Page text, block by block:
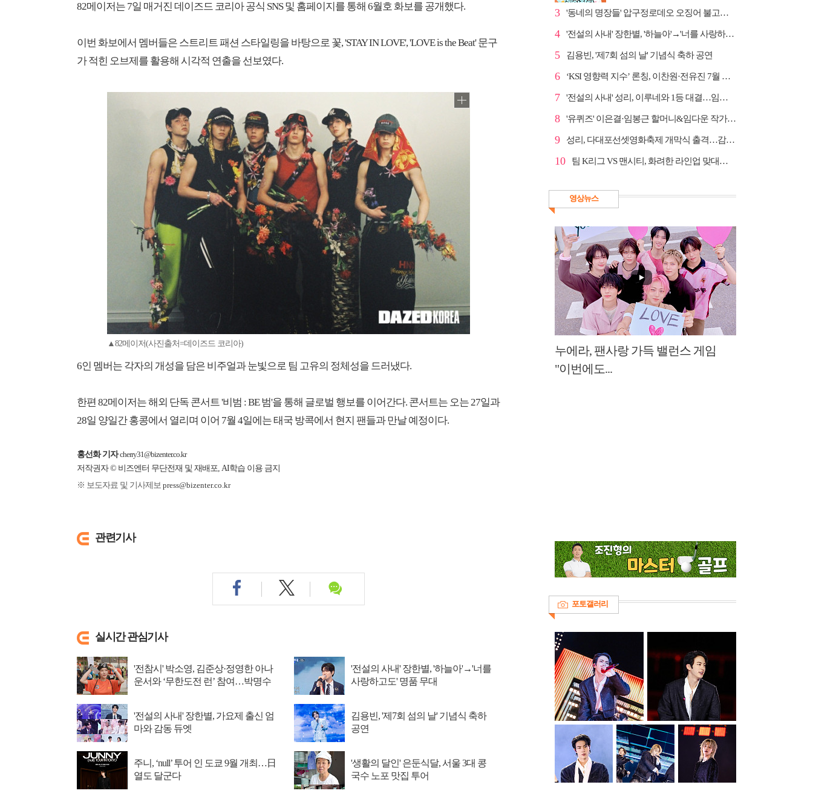
82메이저는 7일 매거진 데이즈드 코리아 공식 SNS 및 홈페이지를 통해 6월호 화보를 공개했다.
​이번 화보에서 멤버들은 스트리트 패션 스타일링을 바탕으로 꽃, 'STAY IN LOVE', 'LOVE is the Beat' 문구
가 적힌 오브제를 활용해 시각적 연출을 선보였다.
▲82메이저(사진출처=데이즈드 코리아)
6인 멤버는 각자의 개성을 담은 비주얼과 눈빛으로 팀 고유의 정체성을 드러냈다.
​한편 82메이저는 해외 단독 콘서트 '비범 : BE 범'을 통해 글로벌 행보를 이어간다. 콘서트는 오는 27일과
28일 양일간 홍콩에서 열리며 이어 7월 4일에는 태국 방콕에서 현지 팬들과 만날 예정이다.
홍선화 기자 cherry31@bizenter.co.kr
저작권자 © 비즈엔터 무단전재 및 재배포, AI학습 이용 금지
※ 보도자료 및 기사제보 press@bizenter.co.kr
관련기사
실시간 관심기사
'전참시' 박소영, 김준상·정영한 아나
운서와 ‘무한도전 런’ 참여…박명수
'전설의 사내' 장한별, '하늘아'→'너를
사랑하고도' 명품 무대
'전설의 사내' 장한별, 가요제 출신 엄
마와 감동 듀엣
김용빈, '제7회 섬의 날' 기념식 축하
공연
주니, ‘null’ 투어 인 도쿄 9월 개최…日
열도 달군다
'생활의 달인' 은둔식달, 서울 3대 콩
국수 노포 맛집 투어
3 '동네의 명장들' 압구정로데오 오징어 불고기·종로 치...
4 '전설의 사내' 장한별, '하늘아'→'너를 사랑하고도' 명...
5 김용빈, '제7회 섬의 날' 기념식 축하 공연
6 ‘KSI 영향력 지수’ 론칭, 이찬원·전유진 7월 차트 남녀...
7 '전설의 사내' 성리, 이루네와 1등 대결…임영웅 '보금...
8 '유퀴즈' 이은결·임봉근 할머니&임다운 작가·이승철, '...
9 성리, 다대포선셋영화축제 개막식 출격…감성 라이브 예고
10 팀 K리그 VS 맨시티, 화려한 라인업 맞대결…쿠팡플레이...
영상뉴스
누에라, 팬사랑 가득 밸런스 게임
"이번에도...
포토갤러리